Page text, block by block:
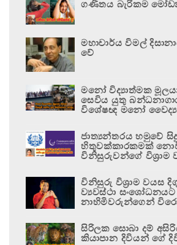
ගණිතය බැරිකම
මහාචාර්ය විමල්
වේ
මනෝ විද්‍යාත්මක
සෙවිය යුතු
විශේෂඥ මනෝ
ජාත්‍යන්තරය හමුවේ
හිතුවක්කාරකමක්
විනිසුරුවන්ගේ විශ්‍රාම
විනිසුරු විශ්‍රාම වයස
ව්‍යවස්ථා සංශෝධනයට
නාහිමිවරුන්ගෙන්
සිරිලක සොබා දම්
කියාපාන දිවියන් ගේ